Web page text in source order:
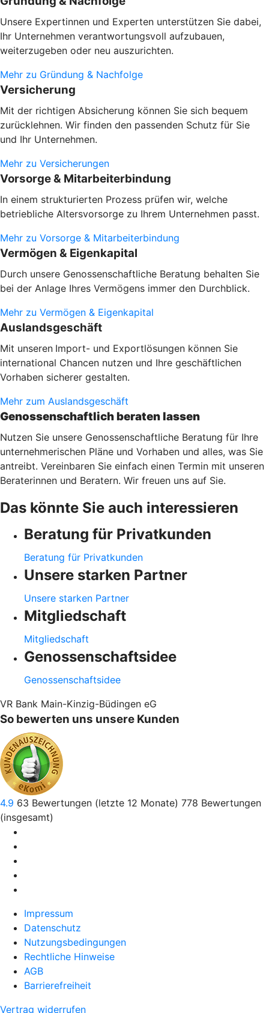
Unsere Expertinnen und Experten unterstützen Sie dabei,
Ihr Unternehmen verantwortungsvoll aufzubauen,
weiterzugeben oder neu auszurichten.
Mehr zu Gründung & Nachfolge
Versicherung
Mit der richtigen Absicherung können Sie sich bequem
zurücklehnen. Wir finden den passenden Schutz für Sie
und Ihr Unternehmen.
Mehr zu Versicherungen
Vorsorge & Mitarbeiterbindung
In einem strukturierten Prozess prüfen wir, welche
betriebliche Altersvorsorge zu Ihrem Unternehmen passt.
Mehr zu Vorsorge & Mitarbeiterbindung
Vermögen & Eigenkapital
Durch unsere Genossenschaftliche Beratung behalten Sie
bei der Anlage Ihres Vermögens immer den Durchblick.
Mehr zu Vermögen & Eigenkapital
Auslandsgeschäft
Mit unseren Import- und Exportlösungen können Sie
international Chancen nutzen und Ihre geschäftlichen
Vorhaben sicherer gestalten.
Mehr zum Auslandsgeschäft
Genossenschaftlich beraten lassen
Nutzen Sie unsere Genossenschaftliche Beratung für Ihre
unternehmerischen Pläne und Vorhaben und alles, was Sie
antreibt. Vereinbaren Sie einfach einen Termin mit unseren
Beraterinnen und Beratern. Wir freuen uns auf Sie.
Das könnte Sie auch interessieren
Beratung für Privatkunden
Beratung für Privatkunden
Unsere starken Partner
Unsere starken Partner
Mitgliedschaft
Mitgliedschaft
Genossenschaftsidee
Genossenschaftsidee
VR Bank Main-Kinzig-Büdingen eG
So bewerten uns unsere Kunden
4.9 63 Bewertungen (letzte 12 Monate) 778 Bewertungen
(insgesamt)
Impressum
Datenschutz
Nutzungsbedingungen
Rechtliche Hinweise
AGB
Barrierefreiheit
Vertrag widerrufen